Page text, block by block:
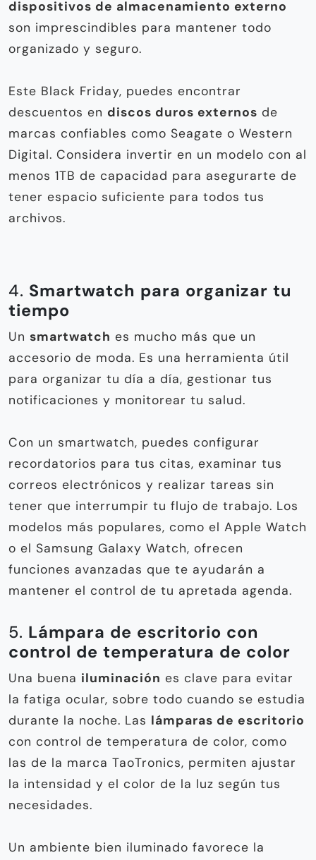
dispositivos de almacenamiento externo
son imprescindibles para mantener todo
organizado y seguro.
Este Black Friday, puedes encontrar
descuentos en discos duros externos de
marcas confiables como Seagate o Western
Digital. Considera invertir en un modelo con al
menos 1TB de capacidad para asegurarte de
tener espacio suficiente para todos tus
archivos.
4. Smartwatch para organizar tu
tiempo
Un smartwatch es mucho más que un
accesorio de moda. Es una herramienta útil
para organizar tu día a día, gestionar tus
notificaciones y monitorear tu salud.
Con un smartwatch, puedes configurar
recordatorios para tus citas, examinar tus
correos electrónicos y realizar tareas sin
tener que interrumpir tu flujo de trabajo. Los
modelos más populares, como el Apple Watch
o el Samsung Galaxy Watch, ofrecen
funciones avanzadas que te ayudarán a
mantener el control de tu apretada agenda.
5. Lámpara de escritorio con
control de temperatura de color
Una buena iluminación es clave para evitar
la fatiga ocular, sobre todo cuando se estudia
durante la noche. Las lámparas de escritorio
con control de temperatura de color, como
las de la marca TaoTronics, permiten ajustar
la intensidad y el color de la luz según tus
necesidades.
Un ambiente bien iluminado favorece la